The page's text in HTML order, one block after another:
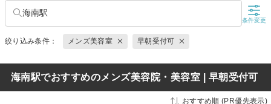
海南駅
条件変更
絞り込み条件： メンズ美容室 早朝受付可
海南駅でおすすめのメンズ美容院・美容室 | 早朝受付可
おすすめ順 (PR優先表示)